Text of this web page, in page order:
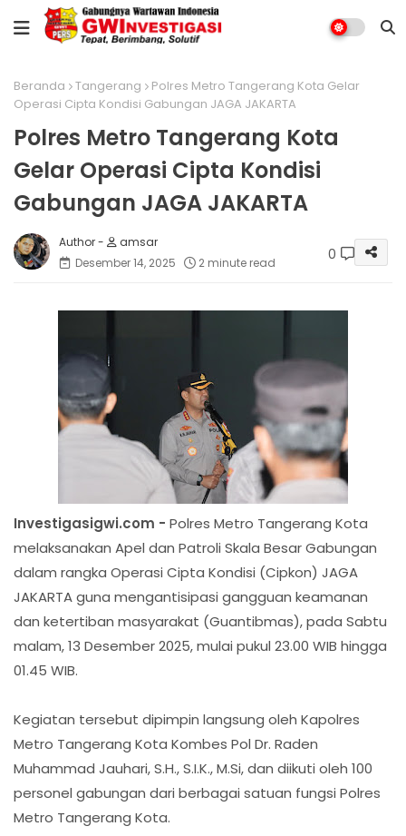
Beranda Tangerang
Polres Metro Tangerang Kota Gelar
Operasi Cipta Kondisi Gabungan JAGA JAKARTA
Polres Metro Tangerang Kota
Gelar Operasi Cipta Kondisi
Gabungan JAGA JAKARTA
amsar
Desember 14, 2025
2 minute read 0
Investigasigwi.com - Polres Metro Tangerang Kota
melaksanakan Apel dan Patroli Skala Besar Gabungan
dalam rangka Operasi Cipta Kondisi (Cipkon) JAGA
JAKARTA guna mengantisipasi gangguan keamanan
dan ketertiban masyarakat (Guantibmas), pada Sabtu
malam, 13 Desember 2025, mulai pukul 23.00 WIB hingga
01.45 WIB.
Kegiatan tersebut dipimpin langsung oleh Kapolres
Metro Tangerang Kota Kombes Pol Dr. Raden
Muhammad Jauhari, S.H., S.I.K., M.Si, dan diikuti oleh 100
personel gabungan dari berbagai satuan fungsi Polres
Metro Tangerang Kota.